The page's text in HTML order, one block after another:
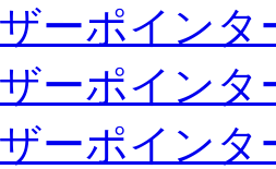
ーポインタ
ーポインタ
ーポインタ